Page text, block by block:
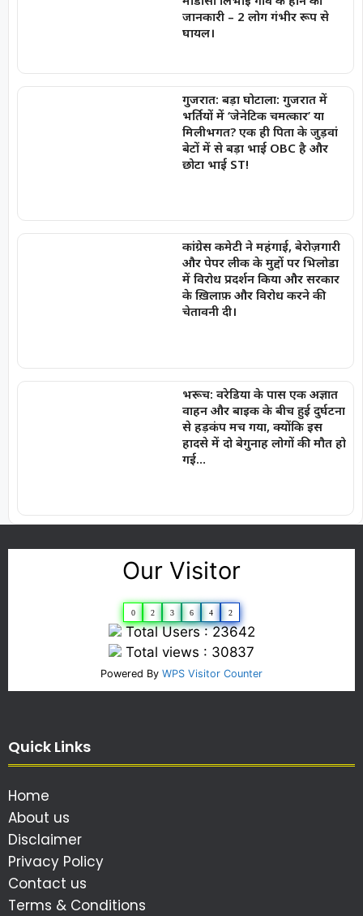
जानकारी – 2 लोग गंभीर रूप से
घायल।
गुजरात: बड़ा घोटाला: गुजरात में
भर्तियों में ‘जेनेटिक चमत्कार’ या
मिलीभगत? एक ही पिता के जुड़वां
बेटों में से बड़ा भाई OBC है और
छोटा भाई ST!
कांग्रेस कमेटी ने महंगाई, बेरोज़गारी
और पेपर लीक के मुद्दों पर भिलोडा
में विरोध प्रदर्शन किया और सरकार
के ख़िलाफ़ और विरोध करने की
चेतावनी दी।
भरूच: वरेडिया के पास एक अज्ञात
वाहन और बाइक के बीच हुई दुर्घटना
से हड़कंप मच गया, क्योंकि इस
हादसे में दो बेगुनाह लोगों की मौत हो
गई…
Our Visitor
0 2 3 6 4 2
Total Users : 23642
Total views : 30837
Powered By WPS Visitor Counter
Quick Links
Home
About us
Disclaimer
Privacy Policy
Contact us
Terms & Conditions